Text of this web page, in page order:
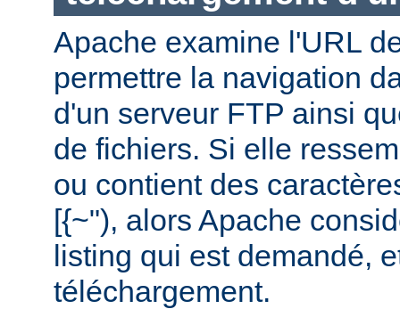
Apache examine l'URL
permettre la navigation
d'un serveur FTP ainsi
de fichiers. Si elle
ou contient des
[{~"), alors Apache
listing qui est demandé,
téléchargement.